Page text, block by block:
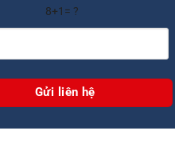
8+1= ?